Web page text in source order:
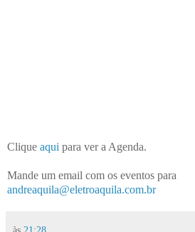
Clique aqui para ver a Agenda.
Mande um email com os eventos para
andreaquila@eletroaquila.com.br
às 21:28